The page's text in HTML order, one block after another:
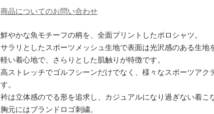
商品についてのお問い合わせ
鮮やかな魚モチーフの柄を、全面プリントしたポロシャツ。
サラリとしたスポーツメッシュ生地で表面は光沢感のある生地
軽い着心地で、さらりとした肌触りが特徴です。
高ストレッチでゴルフシーンだけでなく、様々なスポーツアク
す。
衿は立体感のでる形を追求し、カジュアルになり過ぎない着こ
胸元にはブランドロゴ刺繍。